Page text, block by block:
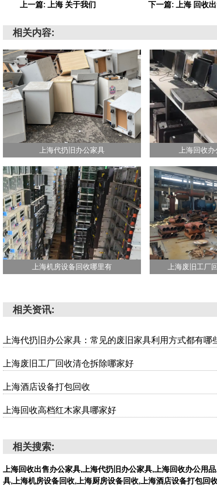
上一篇: 上海 关于我们 下一篇: 上海 回收
相关内容:
上海代扔旧办公家具 上海回收
上海机房设备回收哪里有 上海废旧工厂
相关资讯:
上海代扔旧办公家具：常见的废旧家具利用方式都有哪
上海废旧工厂回收清仓拆除哪家好
上海酒店设备打包回收
上海回收高档红木家具哪家好
相关搜索:
上海回收出售办公家具,上海代扔旧办公家具,上海回收办公用
具,上海机房设备回收,上海厨房设备回收,上海酒店设备打包回